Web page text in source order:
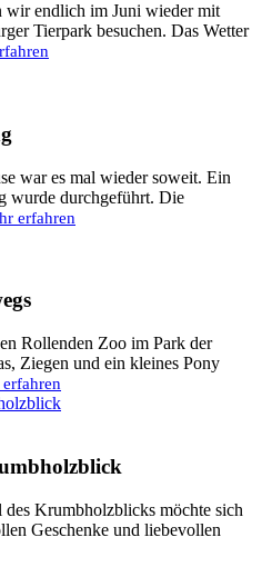
wir endlich im Juni wieder mit
Tierpark besuchen. Das Wetter
war es mal wieder soweit. Ein
wurde durchgeführt. Die
erfahren
Rollenden Zoo im Park der
Ziegen und ein kleines Pony
des Krumbholzblicks möchte sich
Geschenke und liebevollen